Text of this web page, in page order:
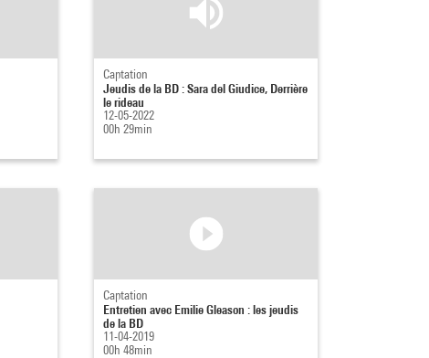
Captation
Jeudis de la BD : Sara del Giudice, Derrière
le rideau
12-05-2022
00h 29min
Captation
Entretien avec Emilie Gleason : les jeudis
de la BD
11-04-2019
00h 48min